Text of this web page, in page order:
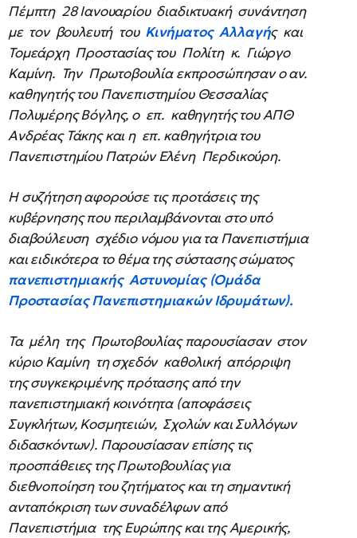
Πέμπτη 28 Ιανουαρίου διαδικτυακή συνάντηση
με τον βουλευτή του Κινήματος Αλλαγής και
Τομεάρχη Προστασίας του Πολίτη κ. Γιώργο
Καμίνη. Την Πρωτοβουλία εκπροσώπησαν ο αν.
καθηγητής του Πανεπιστημίου Θεσσαλίας
Πολυμέρης Βόγλης, ο επ. καθηγητής του ΑΠΘ
Ανδρέας Τάκης και η επ. καθηγήτρια του
Πανεπιστημίου Πατρών Ελένη Περδικούρη.
Η συζήτηση αφορούσε τις προτάσεις της
κυβέρνησης που περιλαμβάνονται στο υπό
διαβούλευση σχέδιο νόμου για τα Πανεπιστήμια
και ειδικότερα το θέμα της σύστασης σώματος
πανεπιστημιακής Αστυνομίας (Ομάδα
Προστασίας Πανεπιστημιακών Ιδρυμάτων).
Τα μέλη της Πρωτοβουλίας παρουσίασαν στον
κύριο Καμίνη τη σχεδόν καθολική απόρριψη
της συγκεκριμένης πρότασης από την
πανεπιστημιακή κοινότητα (αποφάσεις
Συγκλήτων, Κοσμητειών, Σχολών και Συλλόγων
διδασκόντων). Παρουσίασαν επίσης τις
προσπάθειες της Πρωτοβουλίας για
διεθνοποίηση του ζητήματος και τη σημαντική
ανταπόκριση των συναδέλφων από
Πανεπιστήμια της Ευρώπης και της Αμερικής,